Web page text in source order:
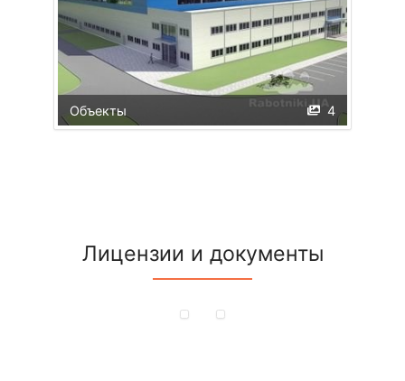
4
Объекты
Лицензии и документы